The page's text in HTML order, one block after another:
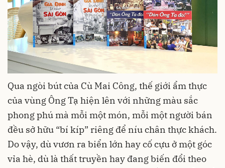
Qua ngòi bút của Cù Mai Công, thế giới ẩm thực
của vùng Ông Tạ hiện lên với những màu sắc
phong phú mà mỗi một món, mỗi một người bán
đều sở hữu “bí kíp” riêng để níu chân thực khách.
Do vậy, dù vươn ra biển lớn hay cố cựu ở một góc
vỉa hè, dù là thất truyền hay đang biến đổi theo